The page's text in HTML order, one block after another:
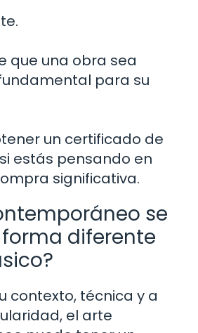
que una obra sea
para su
un certificado de
estás pensando en
significativa.
se
diferente
contexto, técnica y a
el arte